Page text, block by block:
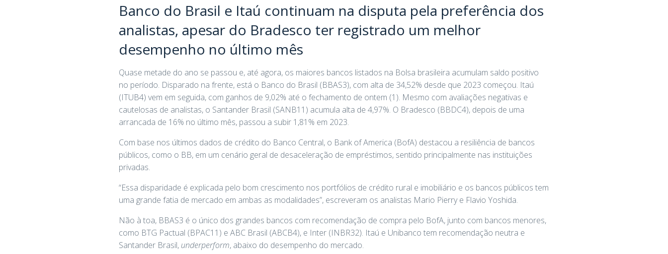
Banco do Brasil e Itaú continuam na disputa pela preferência dos
analistas, apesar do Bradesco ter registrado um melhor
desempenho no último mês
Quase metade do ano se passou e, até agora, os maiores bancos listados na Bolsa brasileira acumulam saldo positivo
no período. Disparado na frente, está o Banco do Brasil (BBAS3), com alta de 34,52% desde que 2023 começou. Itaú
(ITUB4) vem em seguida, com ganhos de 9,02% até o fechamento de ontem (1). Mesmo com avaliações negativas e
cautelosas de analistas, o Santander Brasil (SANB11) acumula alta de 4,97%. O Bradesco (BBDC4), depois de uma
arrancada de 16% no último mês, passou a subir 1,81% em 2023.
Com base nos últimos dados de crédito do Banco Central, o Bank of America (BofA) destacou a resiliência de bancos
públicos, como o BB, em um cenário geral de desaceleração de empréstimos, sentido principalmente nas instituições
privadas.
“Essa disparidade é explicada pelo bom crescimento nos portfólios de crédito rural e imobiliário e os bancos públicos tem
uma grande fatia de mercado em ambas as modalidades”, escreveram os analistas Mario Pierry e Flavio Yoshida.
Não à toa, BBAS3 é o único dos grandes bancos com recomendação de compra pelo BofA, junto com bancos menores,
como BTG Pactual (BPAC11) e ABC Brasil (ABCB4), e Inter (INBR32). Itaú e Unibanco tem recomendação neutra e
Santander Brasil, underperform, abaixo do desempenho do mercado.